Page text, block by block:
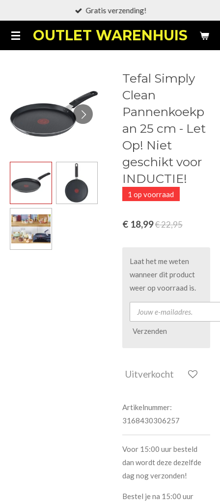
naar
de
OUTLET WARENHUIS
Gratis verzending!
Tefal Simply
Clean
Pannenkoekp
an 25 cm - Let
Op! Niet
geschikt voor
INDUCTIE!
1 op voorraad
€ 18,99€ 22,95
Laat het me weten
wanneer dit product
weer op voorraad is.
Verzenden
Uitverkocht
Artikelnummer:
3168430306257
Voor 15:00 uur besteld
dan wordt deze dezelfde
dag nog verzonden!
Bestel je na 15:00 uur